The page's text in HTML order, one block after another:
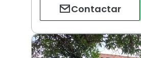
Contactar